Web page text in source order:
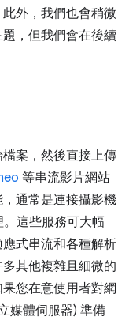
外，我們也會稍微
，但我們會在後續
案，然後直接上傳
等串流影片網站
通常是連接攝影機
這些服務可大幅
式串流和各種解析
其他複雜且細微的
您在意使用者對網
媒體伺服器) 準備